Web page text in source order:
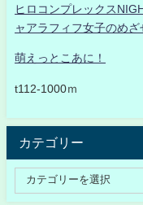
ヒロコンプレックス
ャアラフィフ女子のめ
萌えっとこあに！
t112-1000ｍ
カテゴリー